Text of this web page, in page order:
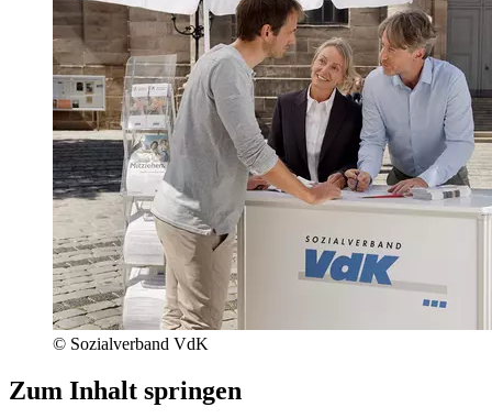
© Sozialverband VdK
Zum Inhalt springen